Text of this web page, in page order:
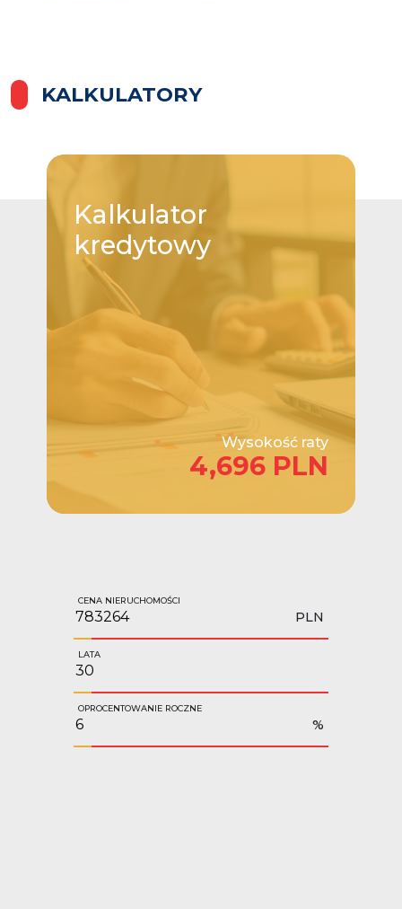
KALKULATORY
Kalkulator
kredytowy
Wysokość raty
4,696 PLN
CENA NIERUCHOMOŚCI
PLN
LATA
OPROCENTOWANIE ROCZNE
%